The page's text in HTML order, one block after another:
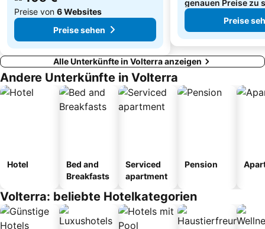
Preise von 6 Websites
Preise sehen
genauen Preise zu
Preise
Alle Unterkünfte in Volterra anzeigen
Andere Unterkünfte in Volterra
Hotel
Bed and
Breakfasts
Serviced
apartment
Pension
Volterra: beliebte Hotelkategorien